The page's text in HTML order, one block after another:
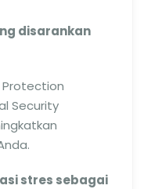
disarankan
Security
stres sebagai